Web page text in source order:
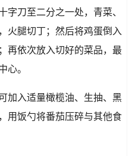
刀至二分之一处，青菜、
火腿切丁；然后将鸡蛋倒入
再依次放入切好的菜品，最
。
加入适量橄榄油、生抽、黑
用饭勺将番茄压碎与其他食